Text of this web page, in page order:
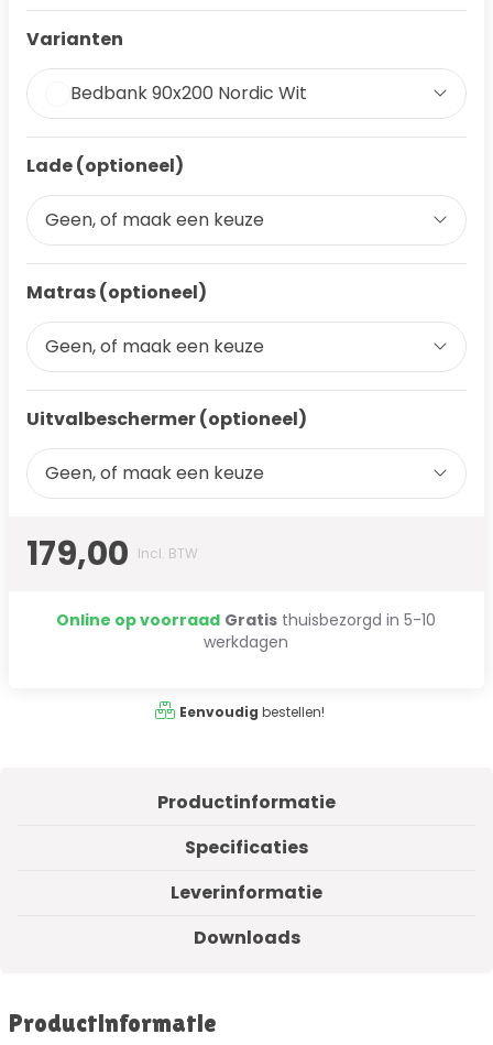
Varianten
Bedbank 90x200 Nordic Wit
Lade (optioneel)
Geen, of maak een keuze
Matras (optioneel)
Geen, of maak een keuze
Uitvalbeschermer (optioneel)
Geen, of maak een keuze
179,00 Incl. BTW
Online op voorraad Gratis thuisbezorgd in 5-10
werkdagen
Eenvoudig bestellen!
Productinformatie
Specificaties
Leverinformatie
Downloads
Productinformatie